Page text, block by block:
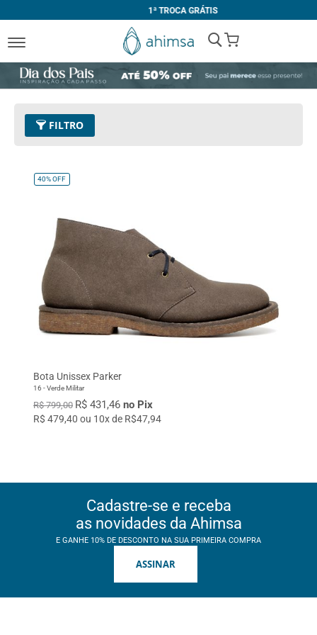
1ª TROCA GRÁTIS
My Cart
FILTRO
Tamanho
Limpar Tudo
40%OFF
Bota Unissex Parker
16 - Verde Militar
R$ 799,00 R$ 431,46 no Pix
R$ 479,40 ou 10x de R$47,94
Cadastre-se e receba
as novidades da Ahimsa
E GANHE 10% DE DESCONTO NA SUA PRIMEIRA COMPRA
ASSINAR